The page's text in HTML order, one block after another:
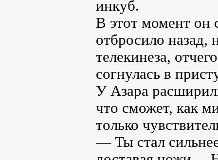
инкуб.
В этот момент он
отбросило назад,
телекинеза,
согнулась в
У Азара
что сможет, как
только
— Ты стал